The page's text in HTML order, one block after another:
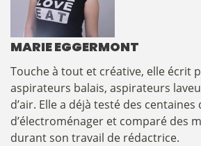
MARIE EGGERMONT
​​​​​​​​Touche à tout et créative, elle écrit
aspirateurs balais, aspirateurs
d’air. Elle a déjà testé des
d’électroménager et comparé des
durant son travail de rédactrice.